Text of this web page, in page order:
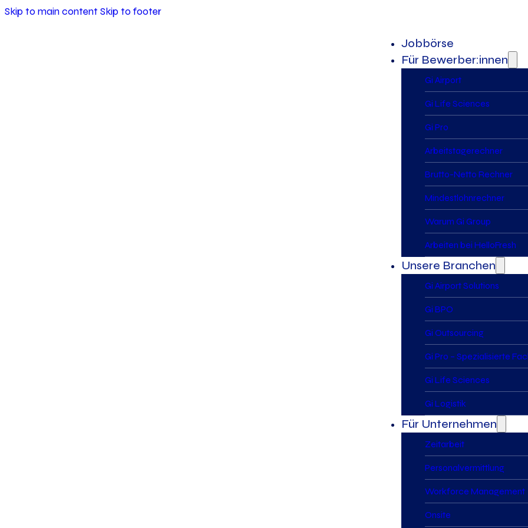
Skip to main content Skip to footer
Jobbörse
Für Bewerber:innen
Gi Airport
Gi Life Sciences
Gi Pro
Arbeitstagerechner
Brutto-Netto Rechner
Mindestlohnrechner
Warum Gi Group
Arbeiten bei HelloFresh
Unsere Branchen
Gi Airport Solutions
Gi BPO
Gi Outsourcing
Gi Pro – Spezialisierte
Gi Life Sciences
Gi Logistik
Für Unternehmen
Zeitarbeit
Personalvermittlung
Workforce Management
Onsite